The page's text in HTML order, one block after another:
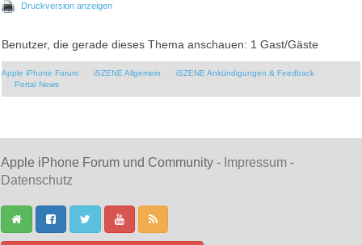
Druckversion anzeigen
Benutzer, die gerade dieses Thema anschauen: 1 Gast/Gäste
Apple iPhone Forum iSZENE Allgemein
iSZENE Ankündigungen & Feedback
Portal News
Apple iPhone Forum und Community - Impressum -
Datenschutz